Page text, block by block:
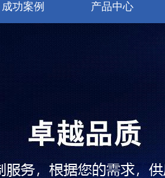
成功案例 产品中心